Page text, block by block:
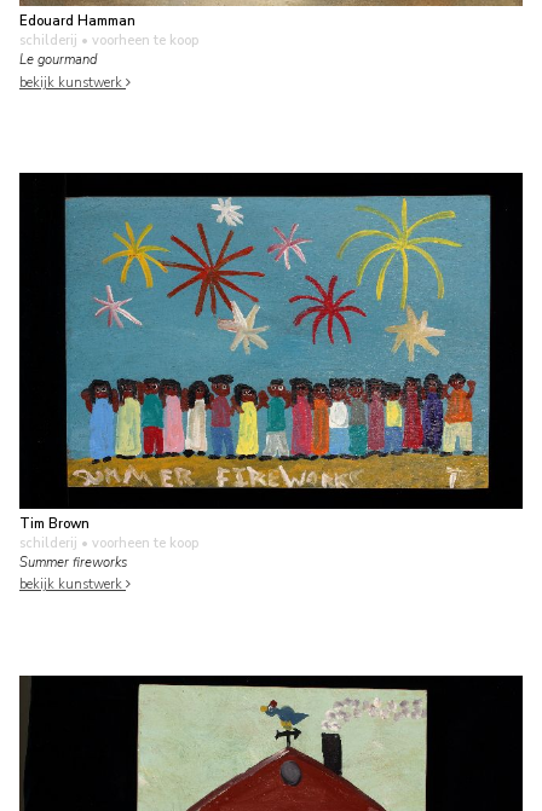
Edouard Hamman
schilderij • voorheen te koop
Le gourmand
bekijk kunstwerk
Tim Brown
schilderij • voorheen te koop
Summer fireworks
bekijk kunstwerk